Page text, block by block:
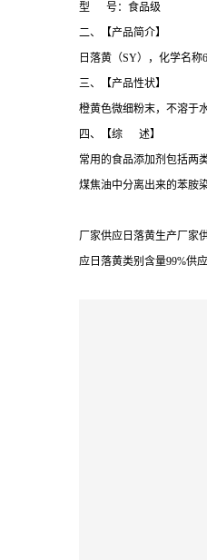
型 号：食品级
二、【产品简介】
日落黄（SY），化学名称
三、【产品性状】
橙黄色微细粉末，不溶于
四、【综 述】
常用的食品添加剂包括两
煤焦油中分离出来的苯胺
厂家供应日落黄生产厂家
应日落黄类别含量99%供